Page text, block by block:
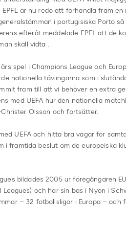
är nu redo att förhandla fram en
i portugisiska Porto
efteråt meddelade EPFL att de
skall vidta .
spel i Champions League och
nationella tävlingarna som i
fram till att vi behöver en extra
med UEFA hur den nationella
Olsson och fortsätter.
UEFA och hitta bra vägar för
framtida beslut om de europeiska
bildades 2005 ur föregångaren
och har sin bas i Nyon i
– 32 fotbollsligor i Europa – och